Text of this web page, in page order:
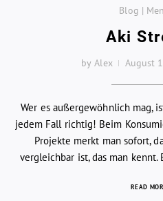
Blog |
Aki
by Alex August
Wer es außergewöhnlich mag,
jedem Fall richtig! Beim
Projekte merkt man sofort,
vergleichbar ist, das man
READ